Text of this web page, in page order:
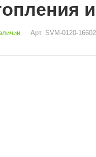
Арт. SVM-0120-